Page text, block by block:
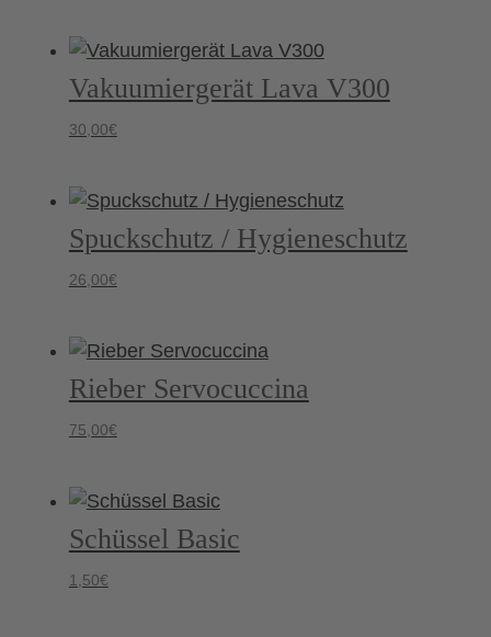
Vakuumiergerät Lava V300
30,00€
Spuckschutz / Hygieneschutz
26,00€
Rieber Servocuccina
75,00€
Schüssel Basic
1,50€